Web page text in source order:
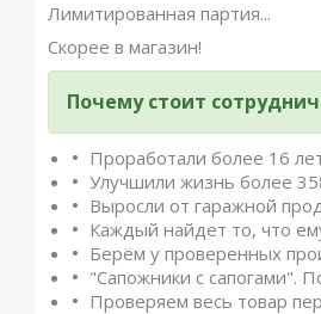
Лимитированная партия...
Скорее в магазин!
Почему стоит
Проработали более 16
Улучшили жизнь более
Выросли от гаражной
Каждый найдет то, что
Берём у проверенных
"Сапожники с сапогами".
Проверяем весь товар